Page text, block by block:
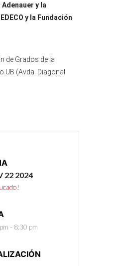
y la
y la Fundación
de Grados de la
UB (Avda. Diagonal
22 2024
- 8:30 pm